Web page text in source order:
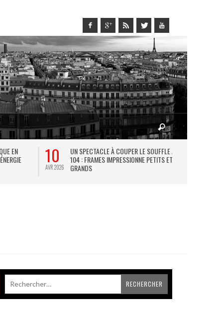
EN
10
AVR 2026
UN SPECTACLE À COUPER LE SOUFFLE AU
104 : FRAMES IMPRESSIONNE PETITS ET
GRANDS